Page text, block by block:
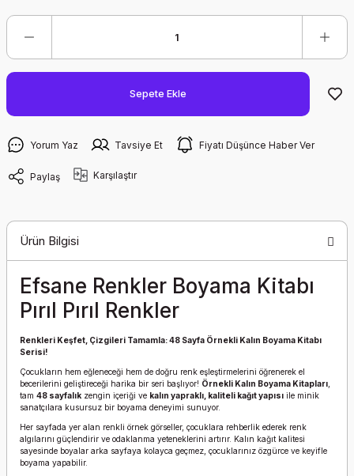
Sepete Ekle
Yorum Yaz Tavsiye Et Fiyatı Düşünce Haber Ver
Paylaş Karşılaştır
Ürün Bilgisi
Efsane Renkler Boyama Kitabı
Pırıl Pırıl Renkler
Renkleri Keşfet, Çizgileri Tamamla: 48 Sayfa Örnekli Kalın Boyama Kitabı
Serisi!
Çocukların hem eğleneceği hem de doğru renk eşleştirmelerini öğrenerek el
becerilerini geliştireceği harika bir seri başlıyor! Örnekli Kalın Boyama Kitapları
tam 48 sayfalık zengin içeriği ve kalın yapraklı, kaliteli kağıt yapısı ile minik
sanatçılara kusursuz bir boyama deneyimi sunuyor.
Her sayfada yer alan renkli örnek görseller, çocuklara rehberlik ederek renk
algılarını güçlendirir ve odaklanma yeteneklerini artırır. Kalın kağıt kalitesi
sayesinde boyalar arka sayfaya kolayca geçmez, çocuklarınız özgürce ve keyifle
boyama yapabilir.